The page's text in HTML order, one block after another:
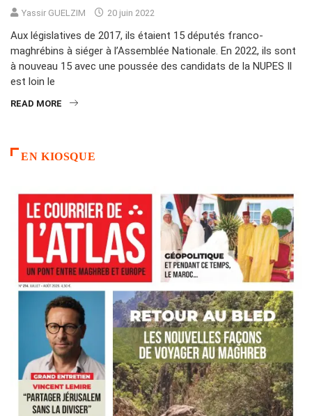
Yassir GUELZIM 20 juin 2022
Aux législatives de 2017, ils étaient 15 députés franco-
maghrébins à siéger à l’Assemblée Nationale. En 2022, ils sont
à nouveau 15 avec une poussée des candidats de la NUPES Il
est loin le
READ MORE
EN KIOSQUE